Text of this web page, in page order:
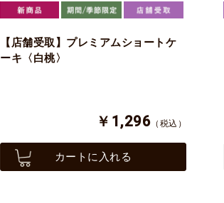
【店舗受取】プレミアムショートケ
ーキ〈白桃〉
￥1,296 （税込）
カートに入れる